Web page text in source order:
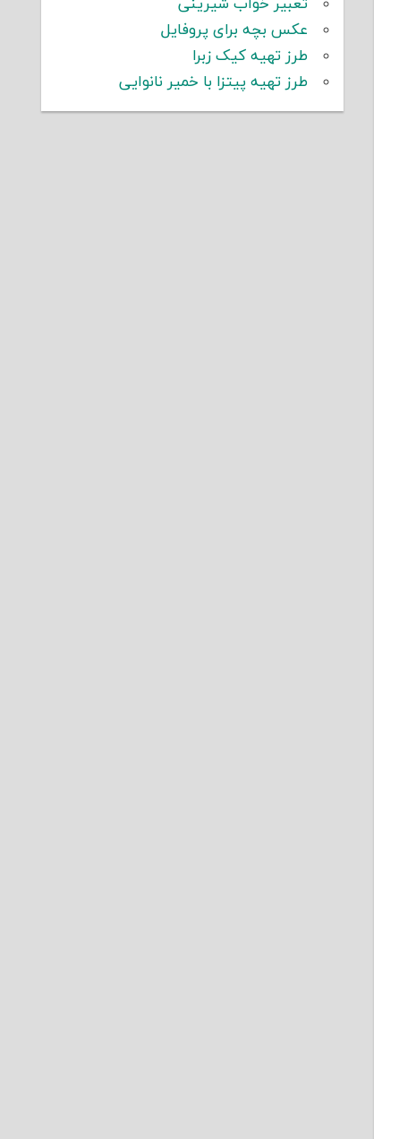
تعبیر خواب شیرینی
عکس بچه برای پروفایل
طرز تهیه کیک زبرا
طرز تهیه پیتزا با خمیر نانوایی